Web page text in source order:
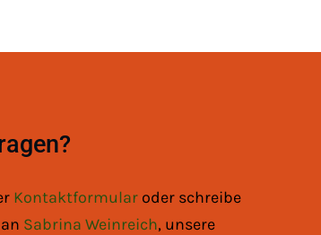
Kontaktformular oder schreibe
Sabrina Weinreich, unsere